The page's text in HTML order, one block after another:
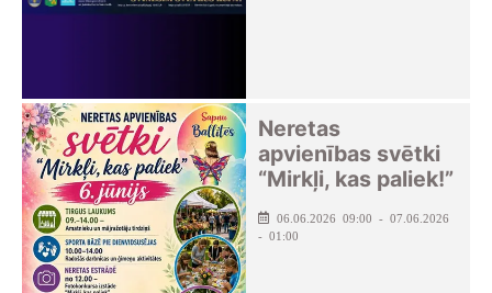
Neretas
apvienības svētki
“Mirkļi, kas paliek!”
06.06.2026 09:00 - 07.06.2026
- 01:00